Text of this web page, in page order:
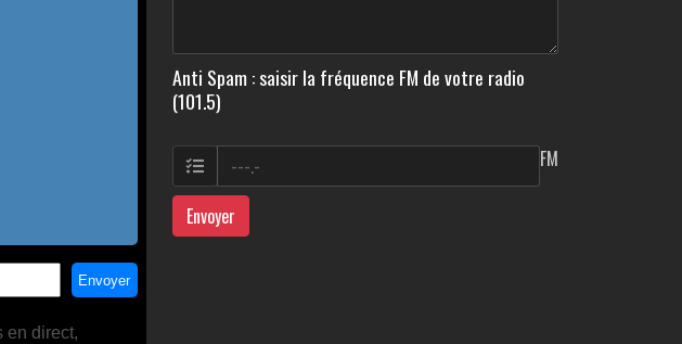
Anti Spam : saisir la fréquence FM de votre radio
(101.5)
FM
Envoyer